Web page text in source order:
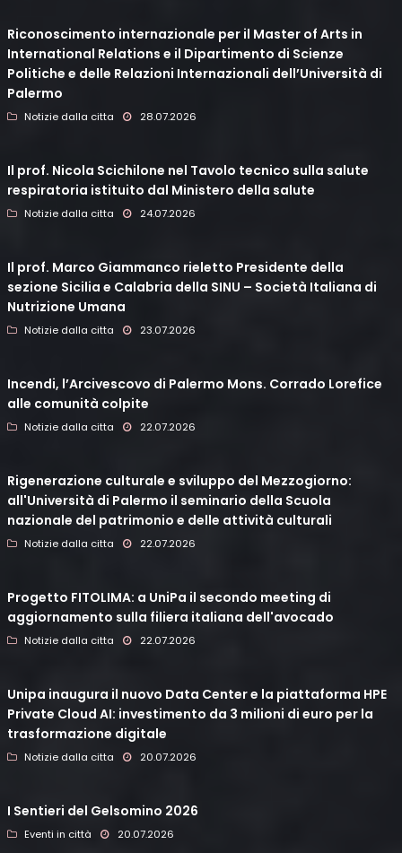
Riconoscimento internazionale per il Master of Arts in
International Relations e il Dipartimento di Scienze
Politiche e delle Relazioni Internazionali dell’Università di
Palermo
Notizie dalla citta 28.07.2026
Il prof. Nicola Scichilone nel Tavolo tecnico sulla salute
respiratoria istituito dal Ministero della salute
Notizie dalla citta 24.07.2026
Il prof. Marco Giammanco rieletto Presidente della
sezione Sicilia e Calabria della SINU – Società Italiana di
Nutrizione Umana
Notizie dalla citta 23.07.2026
Incendi, l’Arcivescovo di Palermo Mons. Corrado Lorefice
alle comunità colpite
Notizie dalla citta 22.07.2026
Rigenerazione culturale e sviluppo del Mezzogiorno:
all'Università di Palermo il seminario della Scuola
nazionale del patrimonio e delle attività culturali
Notizie dalla citta 22.07.2026
Progetto FITOLIMA: a UniPa il secondo meeting di
aggiornamento sulla filiera italiana dell'avocado
Notizie dalla citta 22.07.2026
Unipa inaugura il nuovo Data Center e la piattaforma HPE
Private Cloud AI: investimento da 3 milioni di euro per la
trasformazione digitale
Notizie dalla citta 20.07.2026
I Sentieri del Gelsomino 2026
Eventi in città 20.07.2026